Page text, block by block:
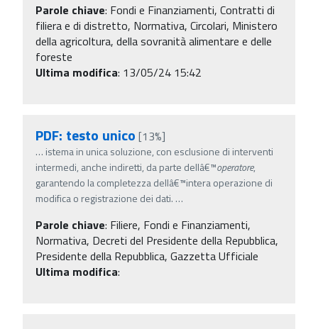
Parole chiave: Fondi e Finanziamenti, Contratti di
filiera e di distretto, Normativa, Circolari, Ministero
della agricoltura, della sovranità alimentare e delle
foreste
Ultima modifica: 13/05/24 15:42
PDF: testo unico [13%]
… istema in unica soluzione, con esclusione di interventi
intermedi, anche indiretti, da parte dellâ€™operatore,
garantendo la completezza dellâ€™intera operazione di
modifica o registrazione dei dati. …
Parole chiave: Filiere, Fondi e Finanziamenti,
Normativa, Decreti del Presidente della Repubblica,
Presidente della Repubblica, Gazzetta Ufficiale
Ultima modifica: